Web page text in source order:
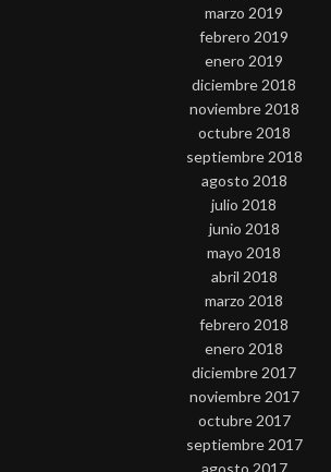
marzo 2019
febrero 2019
enero 2019
diciembre 2018
noviembre 2018
octubre 2018
septiembre 2018
agosto 2018
julio 2018
junio 2018
mayo 2018
abril 2018
marzo 2018
febrero 2018
enero 2018
diciembre 2017
noviembre 2017
octubre 2017
septiembre 2017